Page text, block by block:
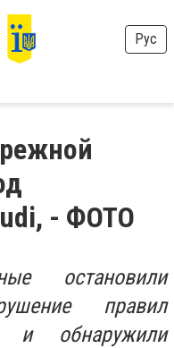
Рус
- ФОТО
остановили
правил
и обнаружили